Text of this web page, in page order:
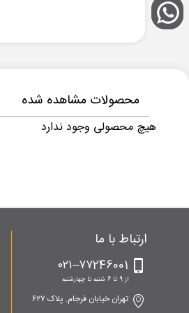
محصولات مشاهده شده
هیچ محصولی وجود ندارد
ارتباط با ما
۷۷246001–۰۲۱
از 9 تا 6 شنبه تا چهارشنبه
تهران خیابان فرجام. پلاک ۶۲۷